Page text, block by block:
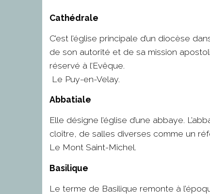
Cathédrale
C’est l’église principale d’un diocèse
de son autorité et de sa mission
réservé à l’Evêque.
Le Puy-en-Velay.
Abbatiale
Elle désigne l’église d’une abbaye.
cloître, de salles diverses comme un
Le Mont Saint-Michel.
Basilique
Le terme de Basilique remonte à